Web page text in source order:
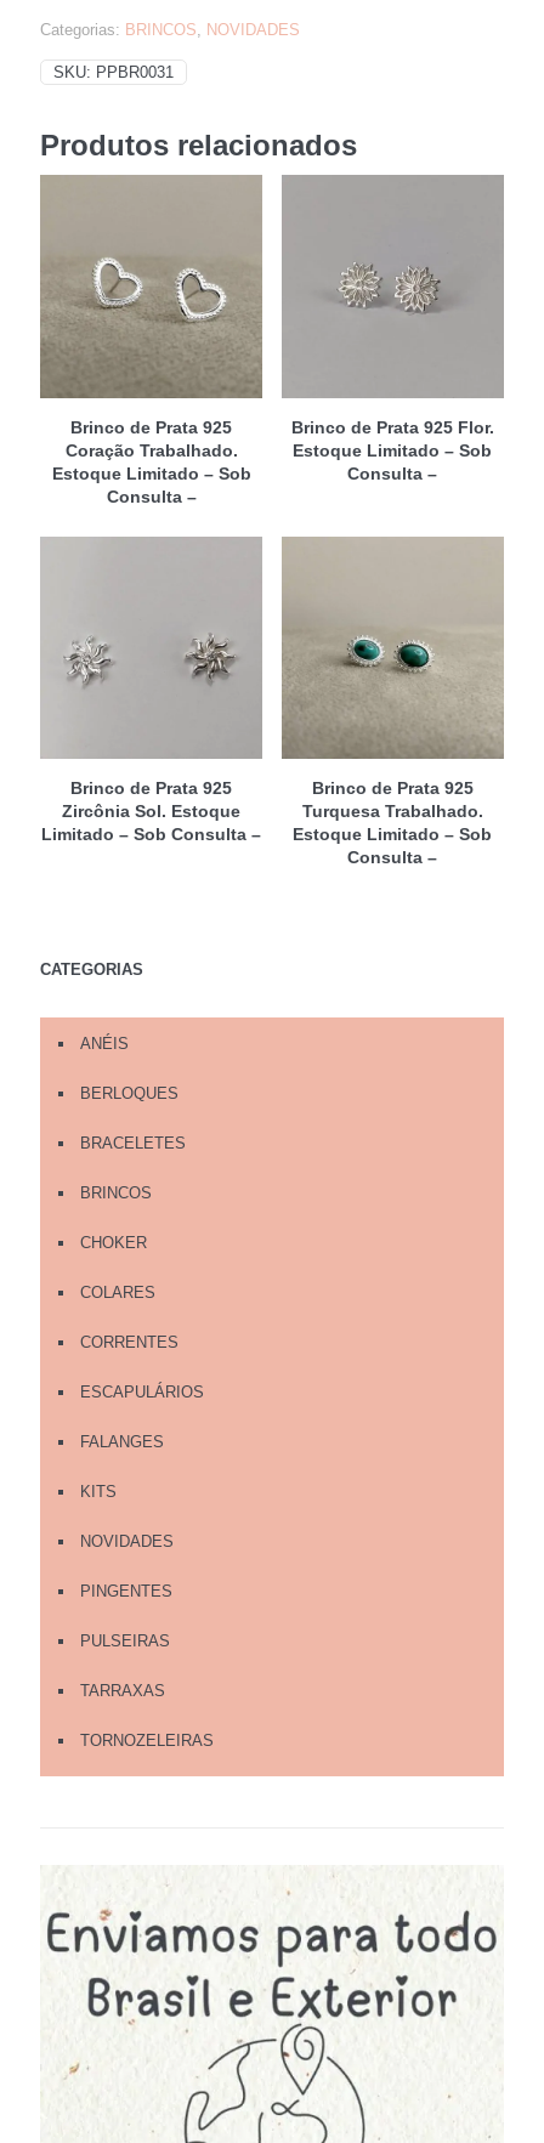
Categorias: BRINCOS, NOVIDADES
SKU: PPBR0031
Produtos relacionados
Brinco de Prata 925
Coração Trabalhado.
Estoque Limitado – Sob
Consulta –
Brinco de Prata 925 Flor.
Estoque Limitado – Sob
Consulta –
Brinco de Prata 925
Zircônia Sol. Estoque
Limitado – Sob Consulta –
Brinco de Prata 925
Turquesa Trabalhado.
Estoque Limitado – Sob
Consulta –
CATEGORIAS
ANÉIS
BERLOQUES
BRACELETES
BRINCOS
CHOKER
COLARES
CORRENTES
ESCAPULÁRIOS
FALANGES
KITS
NOVIDADES
PINGENTES
PULSEIRAS
TARRAXAS
TORNOZELEIRAS